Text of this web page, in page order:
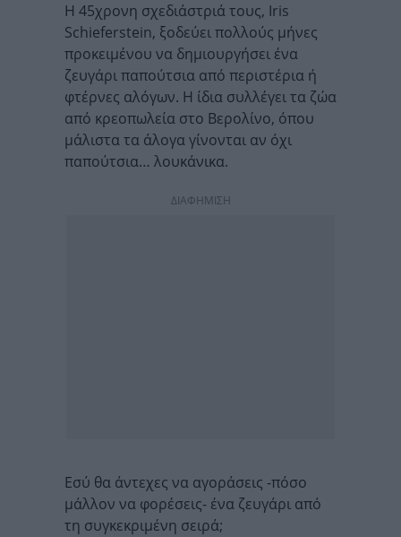
Η 45χρονη σχεδιάστριά τους, Iris
Schieferstein, ξοδεύει πολλούς μήνες
προκειμένου να δημιουργήσει ένα
ζευγάρι παπούτσια από περιστέρια ή
φτέρνες αλόγων. Η ίδια συλλέγει τα ζώα
από κρεοπωλεία στο Βερολίνο, όπου
μάλιστα τα άλογα γίνονται αν όχι
παπούτσια… λουκάνικα.
ΔΙΑΦΗΜΙΣΗ
Εσύ θα άντεχες να αγοράσεις -πόσο
μάλλον να φορέσεις- ένα ζευγάρι από
τη συγκεκριμένη σειρά;